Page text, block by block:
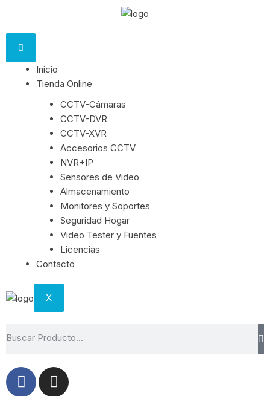
Inicio
Tienda Online
CCTV-Cámaras
CCTV-DVR
CCTV-XVR
Accesorios CCTV
NVR+IP
Sensores de Video
Almacenamiento
Monitores y Soportes
Seguridad Hogar
Video Tester y Fuentes
Licencias
Contacto
X